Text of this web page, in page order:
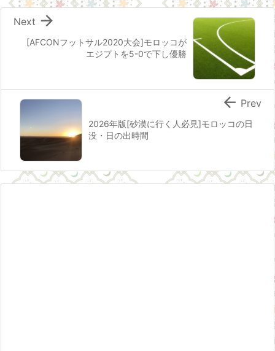
[AFCONフットサル2020大会]モロッコが
エジプトを5-0で下し優勝

Next
2026年版[砂漠に行く人必見]モロッコの日
没・日の出時間
 Prev